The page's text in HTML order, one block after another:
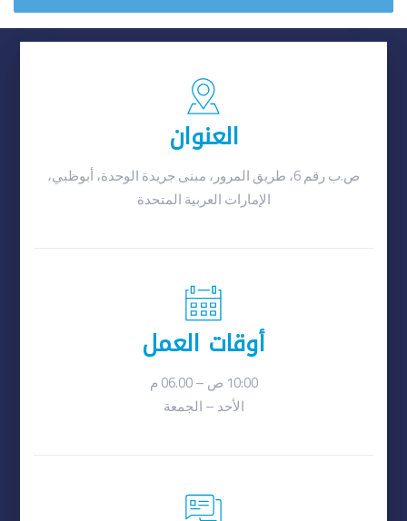
العنوان
ص.ب رقم 6، طريق المرور، مبنى جريدة الوحدة، أبوظبي،
الإمارات العربية المتحدة
أوقات العمل
10:00 ص – 06.00 م
الأحد – الجمعة